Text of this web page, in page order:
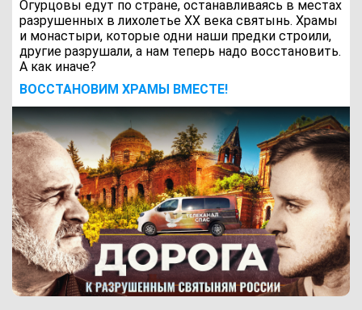
Огурцовы едут по стране, останавливаясь в местах
разрушенных в лихолетье ХХ века святынь. Храмы
и монастыри, которые одни наши предки строили,
другие разрушали, а нам теперь надо восстановить.
А как иначе?
ВОCСТАНОВИМ ХРАМЫ ВМЕСТЕ!